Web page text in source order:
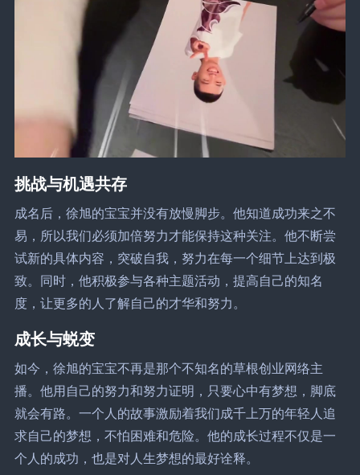
挑战与机遇共存
成名后，徐旭的宝宝并没有放慢脚步。他知道成功来之不
易，所以我们必须加倍努力才能保持这种关注。他不断尝
试新的具体内容，突破自我，努力在每一个细节上达到极
致。同时，他积极参与各种主题活动，提高自己的知名
度，让更多的人了解自己的才华和努力。
成长与蜕变
如今，徐旭的宝宝不再是那个不知名的草根创业网络主
播。他用自己的努力和努力证明，只要心中有梦想，脚底
就会有路。一个人的故事激励着我们成千上万的年轻人追
求自己的梦想，不怕困难和危险。他的成长过程不仅是一
个人的成功，也是对人生梦想的最好诠释。